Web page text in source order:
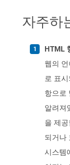
자주하
HTML
웹의
로 표
항으로
알려져
을 제
되거나
시스템